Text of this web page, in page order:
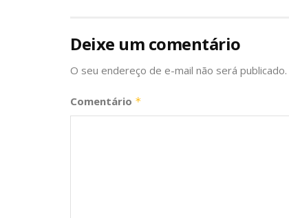
Deixe um comentário
O seu endereço de e-mail não será publicado.
Comentário *